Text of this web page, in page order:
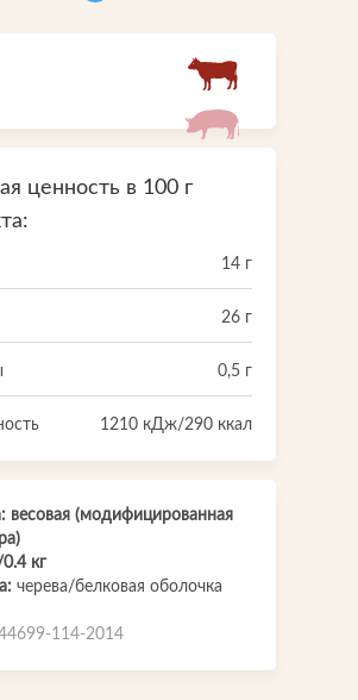
ценность в 100 г
14 г
26 г
0,5 г
1210 кДж/290 ккал
весовая (модифицированная
0.4 кг
черева/белковая оболочка
114-2014